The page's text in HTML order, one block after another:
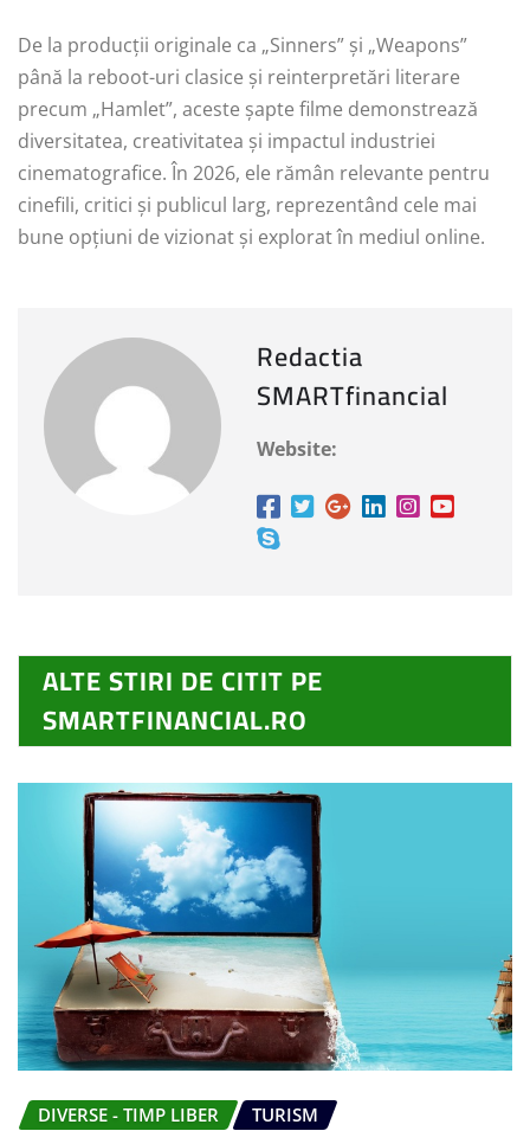
De la producții originale ca „Sinners” și „Weapons”
până la reboot-uri clasice și reinterpretări literare
precum „Hamlet”, aceste șapte filme demonstrează
diversitatea, creativitatea și impactul industriei
cinematografice. În 2026, ele rămân relevante pentru
cinefili, critici și publicul larg, reprezentând cele mai
bune opțiuni de vizionat și explorat în mediul online.
Redactia
SMARTfinancial
Website:
ALTE STIRI DE CITIT PE
SMARTFINANCIAL.RO
DIVERSE - TIMP LIBER TURISM